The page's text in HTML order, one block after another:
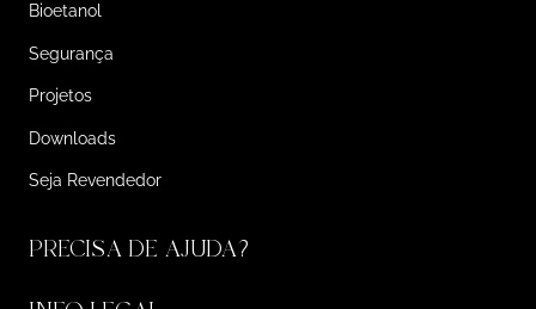
Bioetanol
Segurança
Projetos
Downloads
Seja Revendedor
PRECISA DE AJUDA?